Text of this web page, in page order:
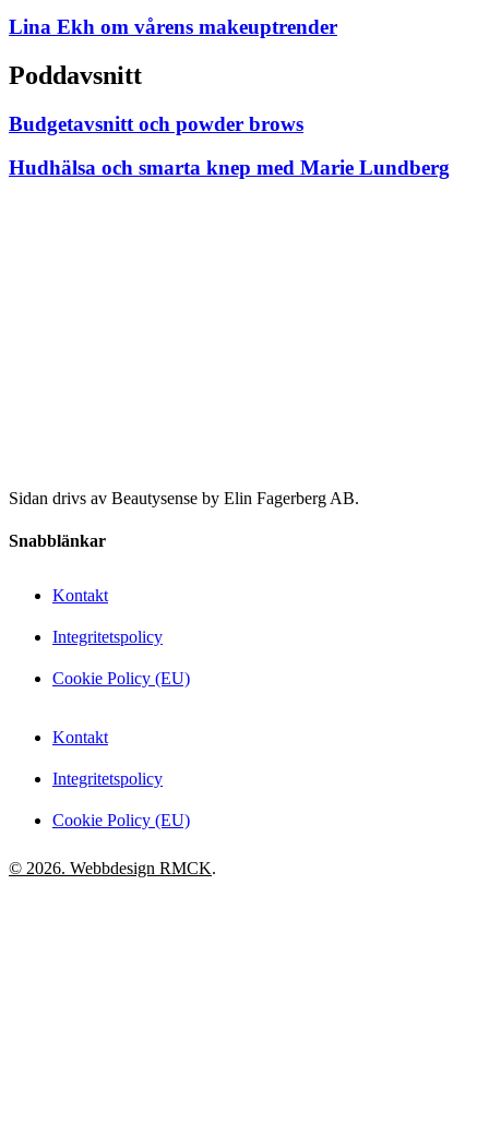
Lina Ekh om vårens makeuptrender
Poddavsnitt
Budgetavsnitt och powder brows
Hudhälsa och smarta knep med Marie Lundberg
Sidan drivs av Beautysense by Elin Fagerberg AB.
Snabblänkar
Kontakt
Integritetspolicy
Cookie Policy (EU)
Kontakt
Integritetspolicy
Cookie Policy (EU)
© 2026. Webbdesign RMCK.